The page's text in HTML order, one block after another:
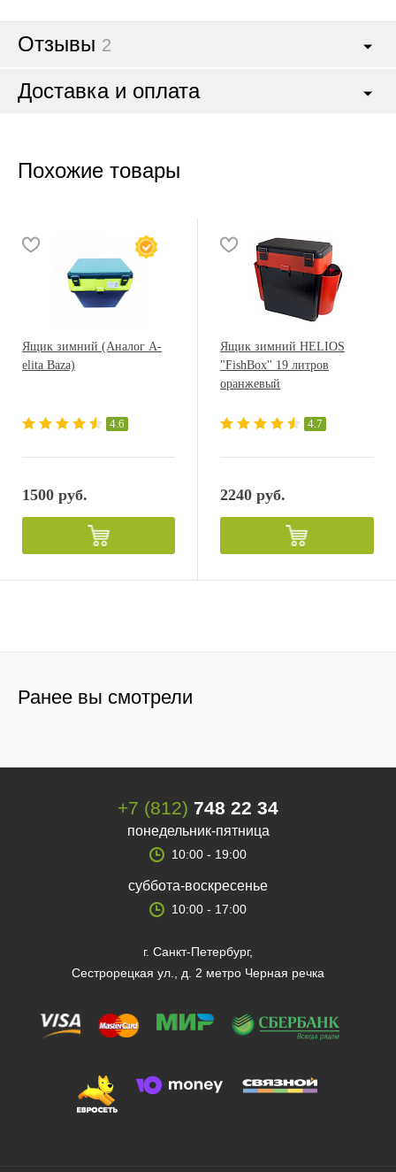
Отзывы 2
Доставка и оплата
Похожие товары
Ящик зимний (Аналог A-
elita Baza)
4.6
1500 руб.
Ящик зимний HELIOS
"FishBox" 19 литров
оранжевый
4.7
2240 руб.
Ранее вы смотрели
+7 (812) 748 22 34
понедельник-пятница
10:00 - 19:00
суббота-воскресенье
10:00 - 17:00
г. Санкт-Петербург,
Сестрорецкая ул., д. 2 метро Черная речка